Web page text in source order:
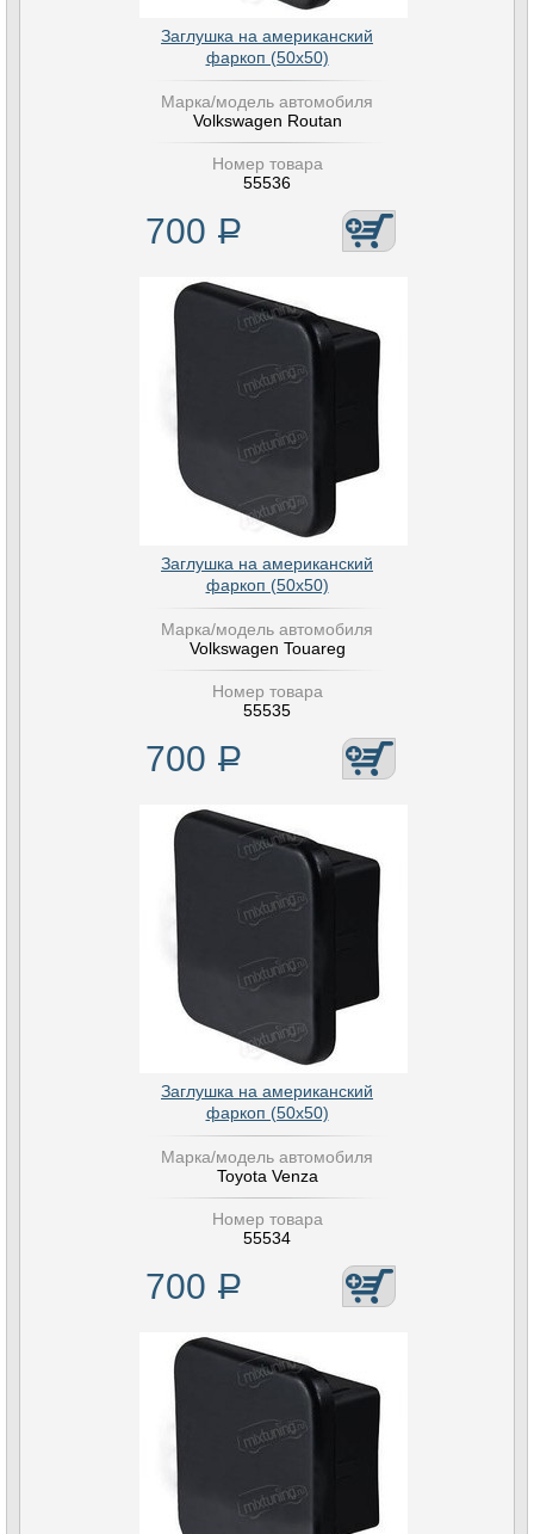
Заглушка на американский
фаркоп (50х50)
Марка/модель автомобиля
Volkswagen Routan
Номер товара
55536
700 Р
Заглушка на американский
фаркоп (50х50)
Марка/модель автомобиля
Volkswagen Touareg
Номер товара
55535
700 Р
Заглушка на американский
фаркоп (50х50)
Марка/модель автомобиля
Toyota Venza
Номер товара
55534
700 Р